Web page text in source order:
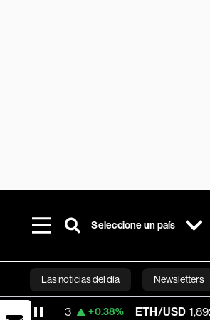
Seleccione un país
Las noticias del día Newsletters
+0.38% ETH/USD 1,892.705